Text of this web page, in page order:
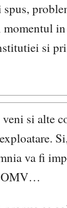
spus,
momentul
si
si alte
va fi
OMV…